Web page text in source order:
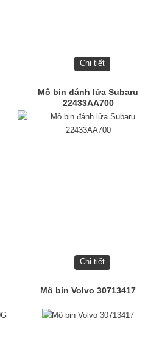
Chi tiết
Mô bin đánh lửa Subaru
22433AA700
Chi tiết
Mô bin Volvo 30713417